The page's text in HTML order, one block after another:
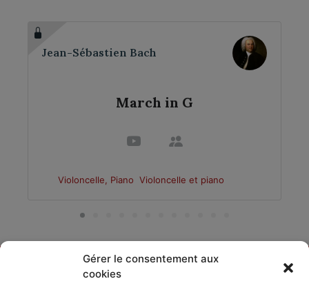
Gérer le consentement aux
cookies
Jean-Sébastien Bach
March in G
Violoncelle, Piano Violoncelle et piano